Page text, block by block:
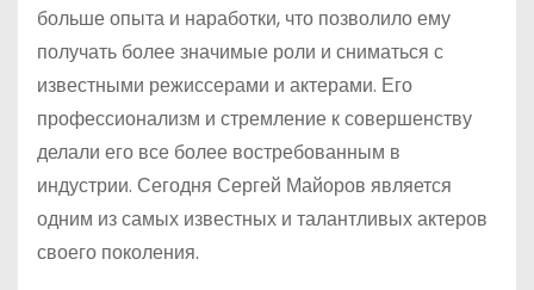
больше опыта и наработки, что позволило ему
получать более значимые роли и сниматься с
известными режиссерами и актерами. Его
профессионализм и стремление к совершенству
делали его все более востребованным в
индустрии. Сегодня Сергей Майоров является
одним из самых известных и талантливых актеров
своего поколения.